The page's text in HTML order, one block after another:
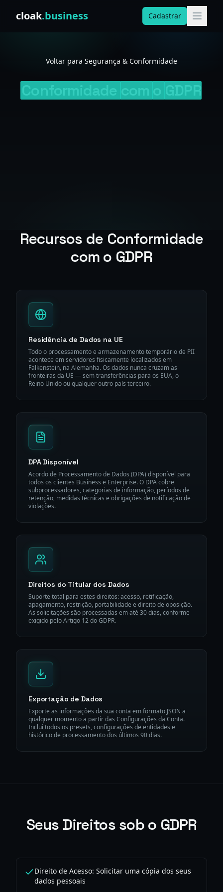
cloak.business Cadastrar
Voltar para Segurança & Conformidade
Recursos de Conformidade
com o GDPR
Residência de Dados na UE
Todo o processamento e armazenamento temporário de PII
acontece em servidores fisicamente localizados em
Falkenstein, na Alemanha. Os dados nunca cruzam as
fronteiras da UE — sem transferências para os EUA, o
Reino Unido ou qualquer outro país terceiro.
DPA Disponível
Acordo de Processamento de Dados (DPA) disponível para
todos os clientes Business e Enterprise. O DPA cobre
subprocessadores, categorias de informação, períodos de
retenção, medidas técnicas e obrigações de notificação de
violações.
Direitos do Titular dos Dados
Suporte total para estes direitos: acesso, retificação,
apagamento, restrição, portabilidade e direito de oposição.
As solicitações são processadas em até 30 dias, conforme
exigido pelo Artigo 12 do GDPR.
Exportação de Dados
Exporte as informações da sua conta em formato JSON a
qualquer momento a partir das Configurações da Conta.
Inclui todos os presets, configurações de entidades e
histórico de processamento dos últimos 90 dias.
Seus Direitos sob o GDPR
Direito de Acesso: Solicitar uma cópia dos seus
dados pessoais